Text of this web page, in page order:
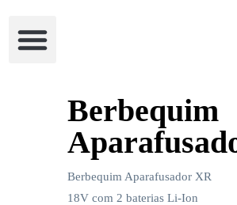
Berbequim
Berbequim Aparafusador XR
18V com 2 baterias Li-Ion